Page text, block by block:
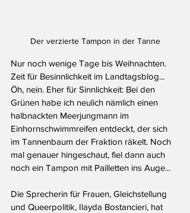
Der verzierte Tampon in der Tanne
Nur noch wenige Tage bis Weihnachten.
Zeit für Besinnlichkeit im Landtagsblog...
Öh, nein. Eher für Sinnlichkeit: Bei den
Grünen habe ich neulich nämlich einen
halbnackten Meerjungmann im
Einhornschwimmreifen entdeckt, der sich
im Tannenbaum der Fraktion räkelt. Noch
mal genauer hingeschaut, fiel dann auch
noch ein Tampon mit Pailletten ins Auge...
Die Sprecherin für Frauen, Gleichstellung
und Queerpolitik, Ilayda Bostancieri, hat